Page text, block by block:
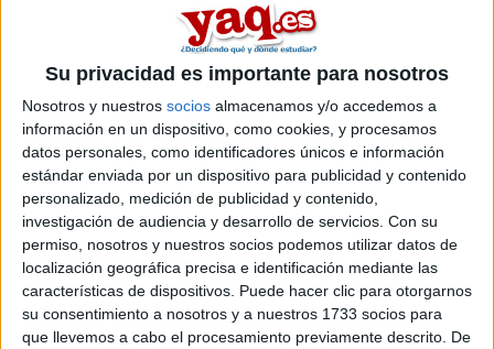
Su privacidad es importante para nosotros
Nosotros y nuestros socios almacenamos y/o accedemos a
información en un dispositivo, como cookies, y procesamos
datos personales, como identificadores únicos e información
estándar enviada por un dispositivo para publicidad y contenido
personalizado, medición de publicidad y contenido,
investigación de audiencia y desarrollo de servicios. Con su
permiso, nosotros y nuestros socios podemos utilizar datos de
localización geográfica precisa e identificación mediante las
características de dispositivos. Puede hacer clic para otorgarnos
su consentimiento a nosotros y a nuestros 1733 socios para
que llevemos a cabo el procesamiento previamente descrito. De
contando de que no he realizado bachillerato y no he realizado
nunca ni biologia ni quimica..
1 comentario leer más
¿ESTUDIAR FÍSICA O
MATES???
maraxulaa 18/05/2025
Hola soy estudiante de bachillerato y necesito consejo. Me
gustaría estudiar fisica o mates. Pero tengo como miedo o algo
así porque creo que es demasiado dificil. Además creo que es
demasiado sacrificado y no voy a poder salir todo lo que me
gustaría y eso. Necesito que alguien me cuente su experiencia,
Porfi graxxx